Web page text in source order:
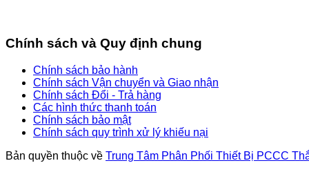
Chính sách và Quy định chung
Chính sách bảo hành
Chính sách Vận chuyển và Giao nhận
Chính sách Đổi - Trả hàng
Các hình thức thanh toán
Chính sách bảo mật
Chính sách quy trình xử lý khiếu nại
Bản quyền thuộc về Trung Tâm Phân Phối Thiết Bị PCCC